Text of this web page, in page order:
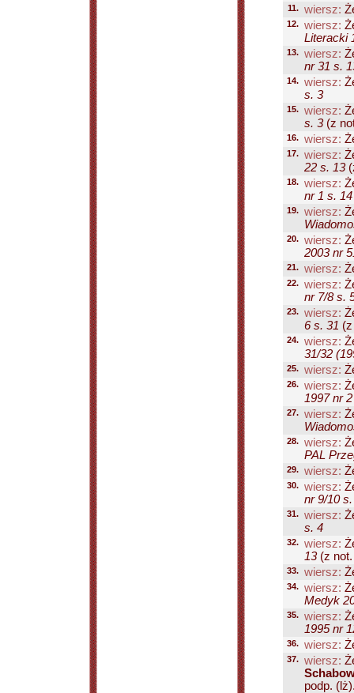
11. wiersz:
12. wiersz:
Literacki
13. wiersz:
nr 31 s.
14. wiersz:
s. 3
15. wiersz:
s. 3(z
16. wiersz:
17. wiersz:
22 s. 13
18. wiersz:
nr 1 s. 14
19. wiersz:
20. wiersz:
2003 nr
21. wiersz:
22. wiersz:
nr 7/8 s.
23. wiersz:
6 s. 31
24. wiersz:
31/32
25. wiersz:
26. wiersz:
1997 nr
27. wiersz:
28. wiersz:
PAL
29. wiersz:
30. wiersz:
nr 9/10
31. wiersz:
s. 4
32. wiersz:
13(z not.
33. wiersz:
34. wiersz:
Medyk
35. wiersz:
1995 nr
36. wiersz:
37. wiersz:
podp.